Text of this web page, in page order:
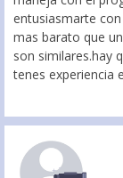
entusiasmarte
mas barato que
son similares.hay
tenes experiencia